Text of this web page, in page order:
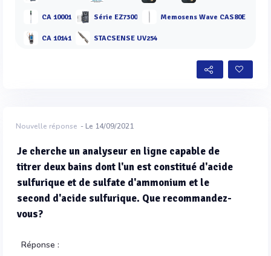
CA 10001 Série EZ7300 Memosens Wave CAS80E
CA 10141 STACSENSE UV254
Nouvelle réponse - Le 14/09/2021
Je cherche un analyseur en ligne capable de
titrer deux bains dont l'un est constitué d'acide
sulfurique et de sulfate d'ammonium et le
second d'acide sulfurique. Que recommandez-
vous?
Réponse :